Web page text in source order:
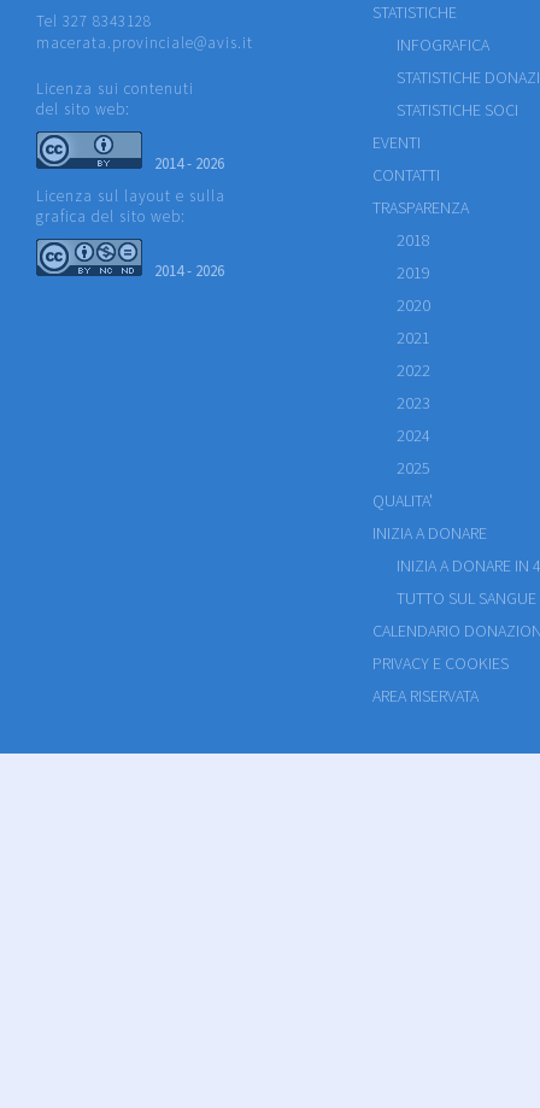
Tel 327 8343128
macerata.provinciale@avis.it
Licenza sui contenuti
del sito web:
2014 - 2026
Licenza sul layout e sulla
grafica del sito web:
2014 - 2026
STATISTICHE
INFOGRAFICA
STATISTICHE
STATISTICHE SOCI
EVENTI
CONTATTI
TRASPARENZA
2018
2019
2020
2021
2022
2023
2024
2025
QUALITA'
INIZIA A DONARE
INIZIA A DONARE IN
TUTTO SUL SANGUE
CALENDARIO
PRIVACY E COOKIES
AREA RISERVATA